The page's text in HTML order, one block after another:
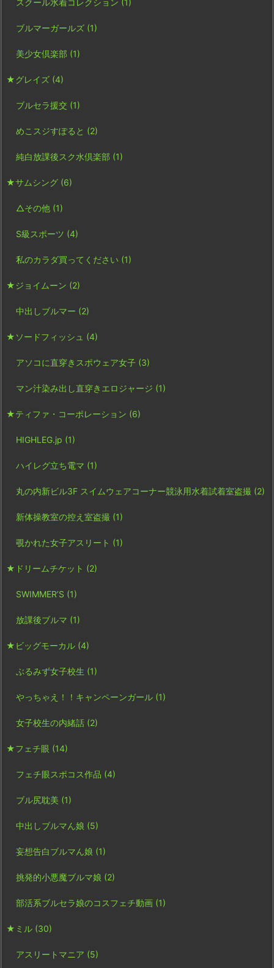
スクール水着コレクション (1)
ブルマーガールズ (1)
美少女倶楽部 (1)
★グレイズ (4)
ブルセラ援交 (1)
めこスジすぽると (2)
純白放課後スク水倶楽部 (1)
★サムシング (6)
△その他 (1)
S級スポーツ (4)
私のカラダ買ってください (1)
★ジョイムーン (2)
中出しブルマー (2)
★ソードフィッシュ (4)
アソコに直穿きスポウェア女子 (3)
マン汁染み出し直穿きエロジャージ (1)
★ティファ・コーポレーション (6)
HIGHLEG.jp (1)
ハイレグ立ち電マ (1)
丸の内新ビル3F スイムウェアコーナー競泳用水着試着室盗撮 (2)
新体操教室の控え室盗撮 (1)
覗かれた女子アスリート (1)
★ドリームチケット (2)
SWIMMER’S (1)
放課後ブルマ (1)
★ビッグモーカル (4)
ぶるみず女子校生 (1)
やっちゃえ！！キャンペーンガール (1)
女子校生の内緒話 (2)
★フェチ眼 (14)
フェチ眼スポコス作品 (4)
ブル尻耽美 (1)
中出しブルマん娘 (5)
妄想告白ブルマん娘 (1)
挑発的小悪魔ブルマ娘 (2)
部活系ブルセラ娘のコスフェチ動画 (1)
★ミル (30)
アスリートマニア (5)